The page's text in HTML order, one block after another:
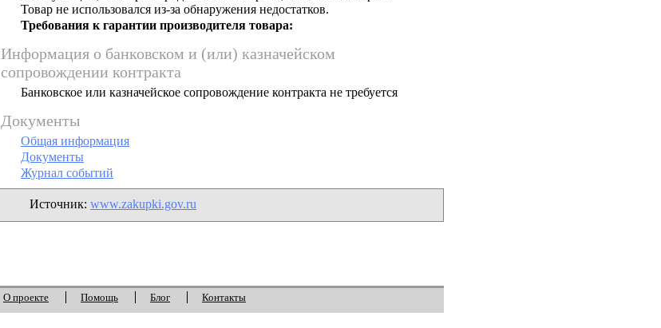
Товар не использовался из-за обнаружения недостатков.
Требования к гарантии производителя товара:
Информация о банковском и (или) казначейском
сопровождении контракта
Банковское или казначейское сопровождение контракта не требуется
Документы
Общая информация
Документы
Журнал событий
Источник: www.zakupki.gov.ru
О проекте Помощь Блог Контакты